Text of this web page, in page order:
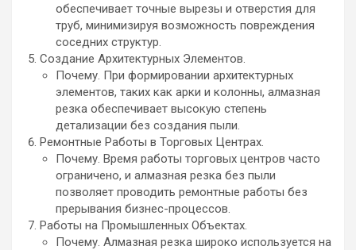
обеспечивает точные вырезы и отверстия для
труб, минимизируя возможность повреждения
соседних структур.
Создание Архитектурных Элементов.
Почему. При формировании архитектурных
элементов, таких как арки и колонны, алмазная
резка обеспечивает высокую степень
детализации без создания пыли.
Ремонтные Работы в Торговых Центрах.
Почему. Время работы торговых центров часто
ограничено, и алмазная резка без пыли
позволяет проводить ремонтные работы без
прерывания бизнес-процессов.
Работы на Промышленных Объектах.
Почему. Алмазная резка широко используется на